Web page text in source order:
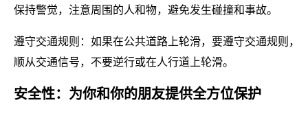
保持警觉，注意周围的人和物，避免发生碰撞和事故。
遵守交通规则：如果在公共道路上轮滑，要遵守交通规则，
顺从交通信号，不要逆行或在人行道上轮滑。
安全性：为你和你的朋友提供全方位保护